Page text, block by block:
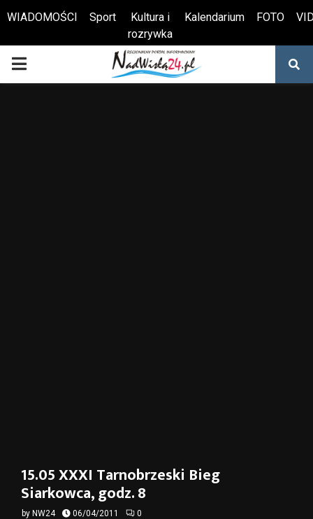
Otwórz pasek narzędzi
WIADOMOŚCI Sport
Kultura i
rozrywka
Kalendarium FOTO
PRIMARY
15.05 XXXI Tarnobrzeski Bieg
Siarkowca, godz. 8
by NW24 06/04/2011 0